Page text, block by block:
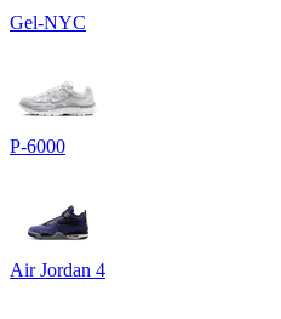
Gel-NYC
P-6000
Air Jordan 4